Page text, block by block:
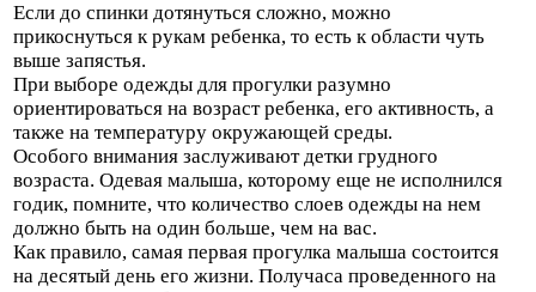
Если до спинки дотянуться сложно, можно
прикоснуться к рукам ребенка, то есть к области чуть
выше запястья.
При выборе одежды для прогулки разумно
ориентироваться на возраст ребенка, его активность, а
также на температуру окружающей среды.
Особого внимания заслуживают детки грудного
возраста. Одевая малыша, которому еще не исполнился
годик, помните, что количество слоев одежды на нем
должно быть на один больше, чем на вас.
Как правило, самая первая прогулка малыша состоится
на десятый день его жизни. Получаса проведенного на